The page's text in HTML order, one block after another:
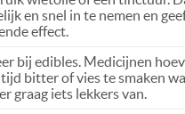
en snel in te nemen en
effect.
bij edibles. Medicijnen
bitter of vies te smaken
graag iets lekkers van.